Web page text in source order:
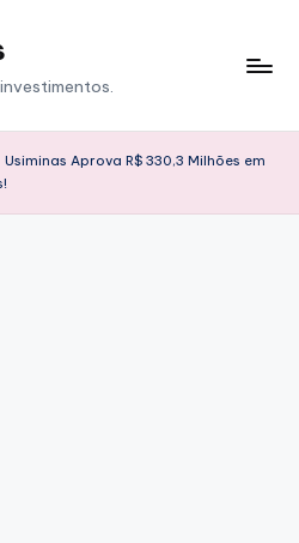
Usiminas Aprova R$ 330,3 Milhões em